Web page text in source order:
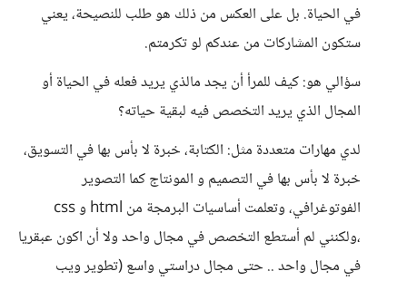
في الحياة. بل على العكس من ذلك هو طلب للنصيحة، يعني
ستكون المشاركات من عندكم لو تكرمتم.
سؤالي هو: كيف للمرأ أن يجد مالذي يريد فعله في الحياة أو
المجال الذي يريد التخصص فيه لبقية حياته؟
لدي مهارات متعددة مثل: الكتابة، خبرة لا بأس بها في التسويق،
خبرة لا بأس بها في التصميم و المونتاج كما التصوير
الفوتوغرافي، وتعلمت أساسيات البرمجة من html و css
،ولكنني لم أستطع التخصص في مجال واحد ولا أن اكون عبقريا
في مجال واحد .. حتى مجال دراستي واسع (تطوير ويب